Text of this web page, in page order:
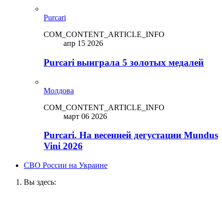
Purcari
COM_CONTENT_ARTICLE_INFO
апр 15 2026
Purcari выиграла 5 золотых медалей
Молдова
COM_CONTENT_ARTICLE_INFO
март 06 2026
Purcari. На весенней дегустации Mundus
Vini 2026
СВО России на Украине
Вы здесь: